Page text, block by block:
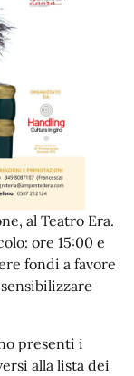
al Teatro Era.
ore 15:00 e
fondi a favore
presenti i
alla lista dei